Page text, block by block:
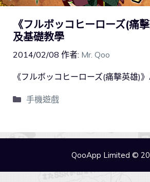
《フルボッコヒーローズ(痛
及基礎教學
2014/02/08 作者: Mr. Qoo
《フルボッコヒーローズ(痛擊英雄)
手機遊戲
QooApp Limited ©